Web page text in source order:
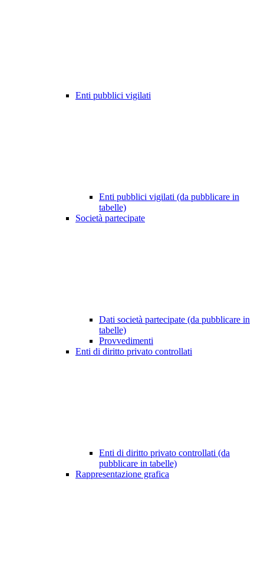
Enti pubblici vigilati
Enti pubblici vigilati (da pubblicare in
tabelle)
Società partecipate
Dati società partecipate (da pubblicare in
tabelle)
Provvedimenti
Enti di diritto privato controllati
Enti di diritto privato controllati (da
pubblicare in tabelle)
Rappresentazione grafica